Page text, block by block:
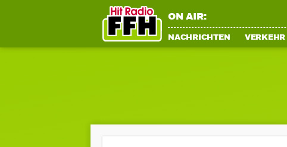
ON AIR:
NACHRICHTEN VERKEHR